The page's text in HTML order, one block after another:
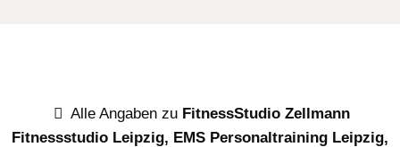
Alle Angaben zu FitnessStudio Zellmann
Fitnessstudio Leipzig, EMS Personaltraining Leipzig,